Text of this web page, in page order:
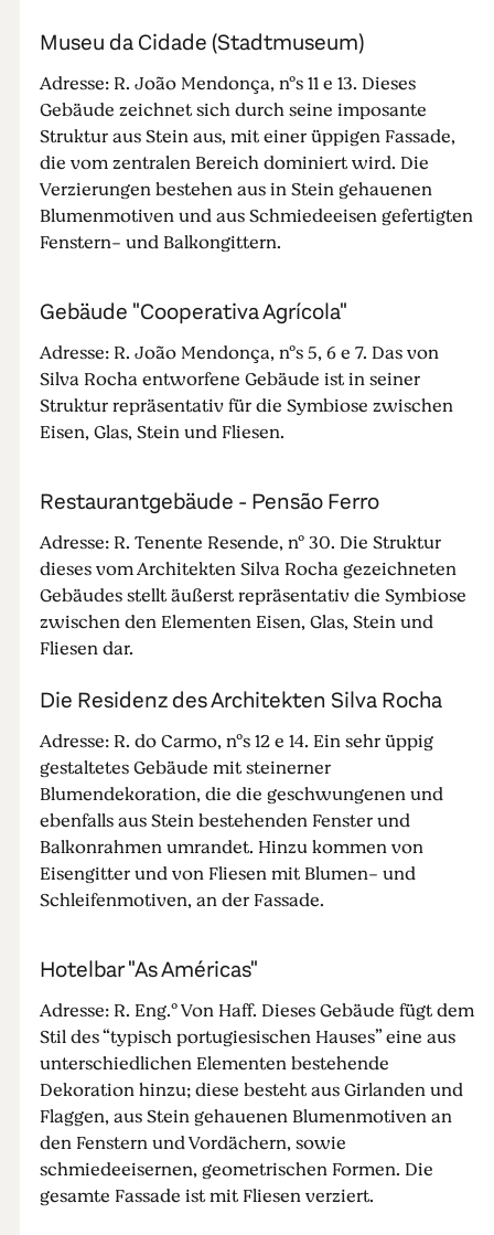
Museu da Cidade (Stadtmuseum)
Adresse: R. João Mendonça, nºs 11 e 13. Dieses
Gebäude zeichnet sich durch seine imposante
Struktur aus Stein aus, mit einer üppigen Fassade,
die vom zentralen Bereich dominiert wird. Die
Verzierungen bestehen aus in Stein gehauenen
Blumenmotiven und aus Schmiedeeisen gefertigten
Fenstern- und Balkongittern.
Gebäude "Cooperativa Agrícola"
Adresse: R. João Mendonça, nºs 5, 6 e 7. Das von
Silva Rocha entworfene Gebäude ist in seiner
Struktur repräsentativ für die Symbiose zwischen
Eisen, Glas, Stein und Fliesen.
Restaurantgebäude - Pensão Ferro
Adresse: R. Tenente Resende, nº 30. Die Struktur
dieses vom Architekten Silva Rocha gezeichneten
Gebäudes stellt äußerst repräsentativ die Symbiose
zwischen den Elementen Eisen, Glas, Stein und
Fliesen dar.
Die Residenz des Architekten Silva Rocha
Adresse: R. do Carmo, nºs 12 e 14. Ein sehr üppig
gestaltetes Gebäude mit steinerner
Blumendekoration, die die geschwungenen und
ebenfalls aus Stein bestehenden Fenster und
Balkonrahmen umrandet. Hinzu kommen von
Eisengitter und von Fliesen mit Blumen- und
Schleifenmotiven, an der Fassade.
Hotelbar "As Américas"
Adresse: R. Eng.º Von Haff. Dieses Gebäude fügt dem
Stil des “typisch portugiesischen Hauses” eine aus
unterschiedlichen Elementen bestehende
Dekoration hinzu; diese besteht aus Girlanden und
Flaggen, aus Stein gehauenen Blumenmotiven an
den Fenstern und Vordächern, sowie
schmiedeeisernen, geometrischen Formen. Die
gesamte Fassade ist mit Fliesen verziert.